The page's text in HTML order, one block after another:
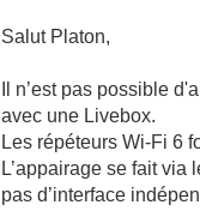
Salut Platon,
Il n’est pas possible
avec une Livebox.
Les répéteurs Wi-Fi 6
L’appairage se fait
pas d’interface